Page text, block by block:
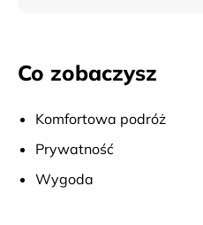
Co zobaczysz
Komfortowa podróż
Prywatność
Wygoda